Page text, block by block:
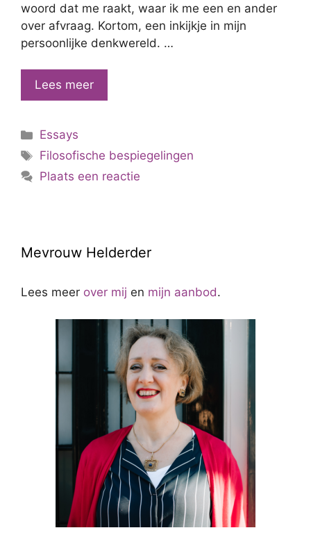
woord dat me raakt, waar ik me een en ander
over afvraag. Kortom, een inkijkje in mijn
persoonlijke denkwereld. …
Lees meerIntroductie
bij
Categorieën
Essays
Tags
Filosofische bespiegelingen
Plaats een reactie
Mevrouw Helderder
Lees meer over mij en mijn aanbod.